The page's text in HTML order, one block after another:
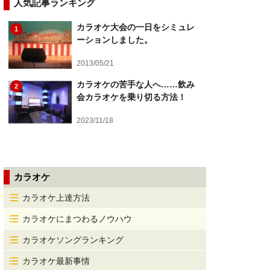
人気記事ランキング
1
カラオケ大会の一日をシミュレ
ーションしました。
2013/05/21
2
カラオケの苦手な人へ……飲み
会カラオケを乗り切る方法！
2023/11/18
カラオケ
カラオケ上達方法
カラオケにまつわるノウハウ
カラオケソングランキング
カラオケ最新事情